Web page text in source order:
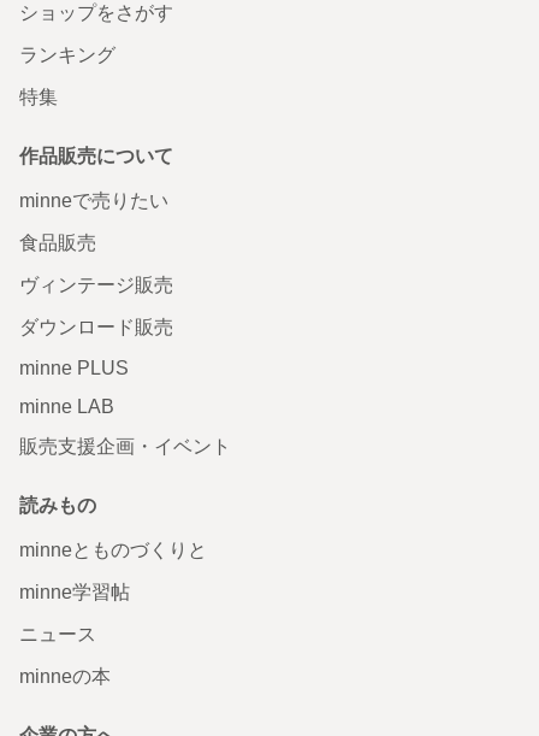
ショップをさがす
ランキング
特集
作品販売について
minneで売りたい
食品販売
ヴィンテージ販売
ダウンロード販売
minne PLUS
minne LAB
販売支援企画・イベント
読みもの
minneとものづくりと
minne学習帖
ニュース
minneの本